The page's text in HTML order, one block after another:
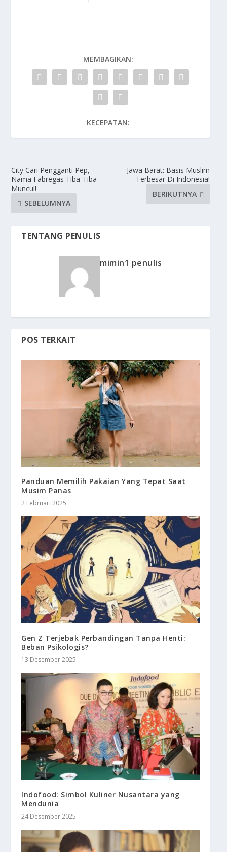
MEMBAGIKAN:
KECEPATAN:
City Cari Pengganti Pep,
Nama Fabregas Tiba-Tiba
Muncul!
SEBELUMNYA
Jawa Barat: Basis Muslim
Terbesar Di Indonesia!
BERIKUTNYA
TENTANG PENULIS
mimin1 penulis
POS TERKAIT
Panduan Memilih Pakaian Yang Tepat Saat
Musim Panas
2 Februari 2025
Gen Z Terjebak Perbandingan Tanpa Henti:
Beban Psikologis?
13 Desember 2025
Indofood: Simbol Kuliner Nusantara yang
Mendunia
24 Desember 2025